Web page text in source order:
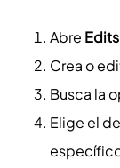
Abre Edits
Crea o
Busca la
Elige el